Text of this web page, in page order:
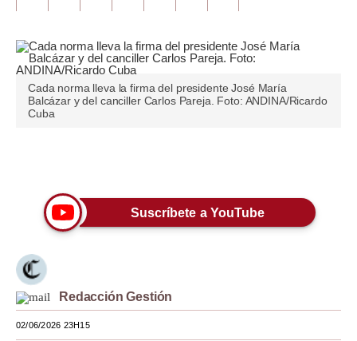
Editorial
Pregunta de hoy
Viajes
Moda
Estilos
Cada norma lleva la firma del presidente José María
Balcázar y del canciller Carlos Pareja. Foto: ANDINA/Ricardo
Cuba
Suscríbete a YouTube
Redacción Gestión
02/06/2026 23H15